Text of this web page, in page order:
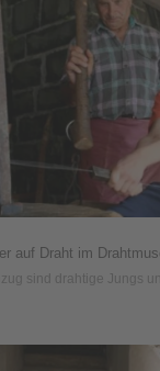
auf Draht im
sind drahtige Jungs